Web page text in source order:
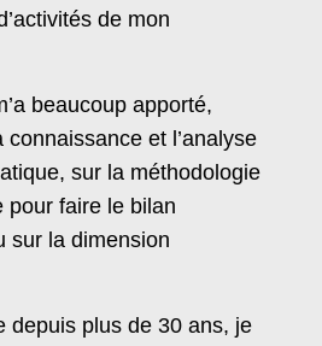
de mon
beaucoup apporté,
et l’analyse
sur la méthodologie
pour faire le bilan
sur la dimension
depuis plus de 30 ans, je